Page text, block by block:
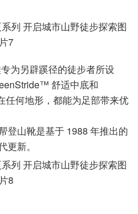
为另辟蹊径的徒步者所设
舒适中底和
任何地形，都能为足部带来优
登山靴是基于 1988 年推出的
新。